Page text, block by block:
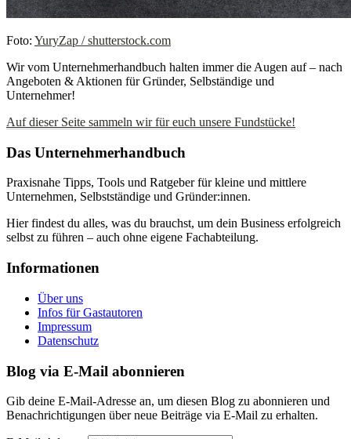
Foto: YuryZap / shutterstock.com
Wir vom Unternehmerhandbuch halten immer die Augen auf – nach
Angeboten & Aktionen für Gründer, Selbständige und
Unternehmer!
Auf dieser Seite sammeln wir für euch unsere Fundstücke!
Das Unternehmerhandbuch
Praxisnahe Tipps, Tools und Ratgeber für kleine und mittlere
Unternehmen, Selbstständige und Gründer:innen.
Hier findest du alles, was du brauchst, um dein Business erfolgreich
selbst zu führen – auch ohne eigene Fachabteilung.
Informationen
Über uns
Infos für Gastautoren
Impressum
Datenschutz
Blog via E-Mail abonnieren
Gib deine E-Mail-Adresse an, um diesen Blog zu abonnieren und
Benachrichtigungen über neue Beiträge via E-Mail zu erhalten.